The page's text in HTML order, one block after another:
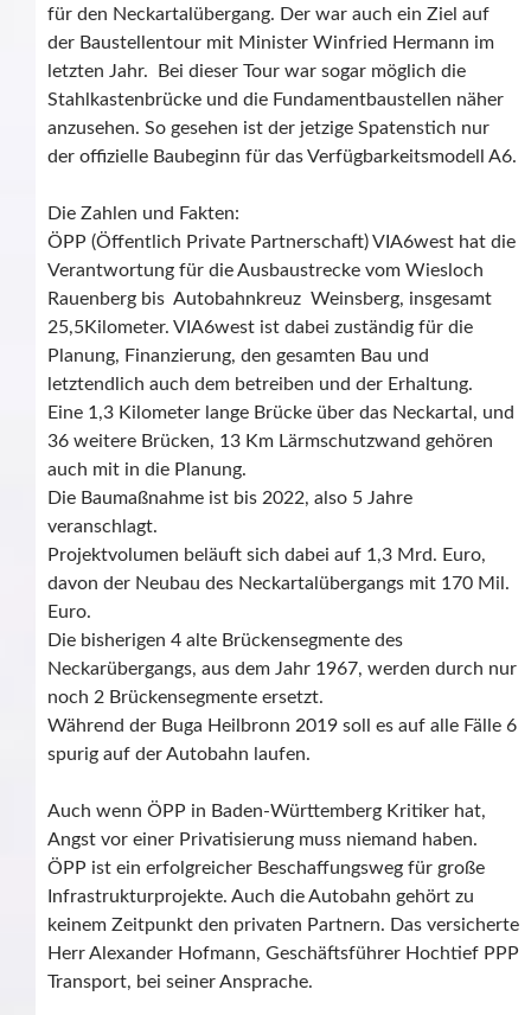
für den Neckartalübergang. Der war auch ein Ziel auf
der Baustellentour mit Minister Winfried Hermann im
letzten Jahr. Bei dieser Tour war sogar möglich die
Stahlkastenbrücke und die Fundamentbaustellen näher
anzusehen. So gesehen ist der jetzige Spatenstich nur
der offizielle Baubeginn für das Verfügbarkeitsmodell A6.
Die Zahlen und Fakten:
ÖPP (Öffentlich Private Partnerschaft) VIA6west hat die
Verantwortung für die Ausbaustrecke vom Wiesloch
Rauenberg bis Autobahnkreuz Weinsberg, insgesamt
25,5Kilometer. VIA6west ist dabei zuständig für die
Planung, Finanzierung, den gesamten Bau und
letztendlich auch dem betreiben und der Erhaltung.
Eine 1,3 Kilometer lange Brücke über das Neckartal, und
36 weitere Brücken, 13 Km Lärmschutzwand gehören
auch mit in die Planung.
Die Baumaßnahme ist bis 2022, also 5 Jahre
veranschlagt.
Projektvolumen beläuft sich dabei auf 1,3 Mrd. Euro,
davon der Neubau des Neckartalübergangs mit 170 Mil.
Euro.
Die bisherigen 4 alte Brückensegmente des
Neckarübergangs, aus dem Jahr 1967, werden durch nur
noch 2 Brückensegmente ersetzt.
Während der Buga Heilbronn 2019 soll es auf alle Fälle 6
spurig auf der Autobahn laufen.
Auch wenn ÖPP in Baden-Württemberg Kritiker hat,
Angst vor einer Privatisierung muss niemand haben.
ÖPP ist ein erfolgreicher Beschaffungsweg für große
Infrastrukturprojekte. Auch die Autobahn gehört zu
keinem Zeitpunkt den privaten Partnern. Das versicherte
Herr Alexander Hofmann, Geschäftsführer Hochtief PPP
Transport, bei seiner Ansprache.